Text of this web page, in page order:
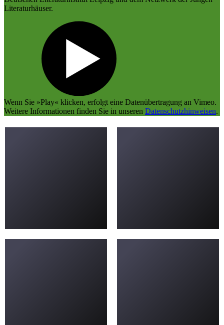
Literaturhäuser.
Wenn Sie »Play« klicken, erfolgt eine Datenübertragung an Vimeo.
Weitere Informationen finden Sie in unseren Datenschutzhinweisen.